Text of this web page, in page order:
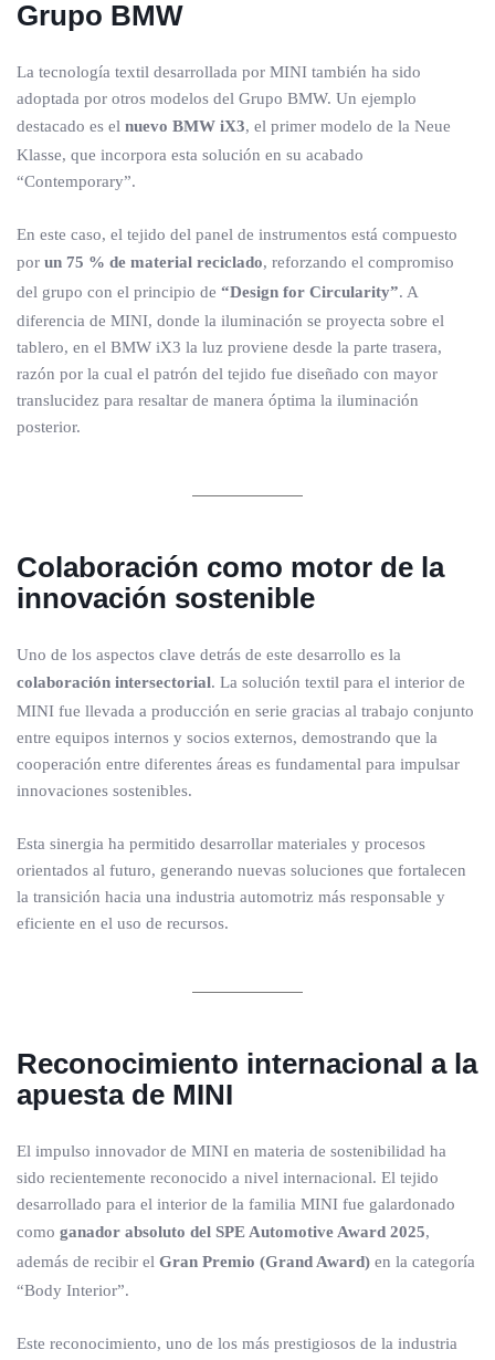
Grupo BMW
La tecnología textil desarrollada por MINI también ha sido
adoptada por otros modelos del Grupo BMW. Un ejemplo
destacado es el nuevo BMW iX3, el primer modelo de la Neue
Klasse, que incorpora esta solución en su acabado
“Contemporary”.
En este caso, el tejido del panel de instrumentos está compuesto
por un 75 % de material reciclado, reforzando el compromiso
del grupo con el principio de “Design for Circularity”. A
diferencia de MINI, donde la iluminación se proyecta sobre el
tablero, en el BMW iX3 la luz proviene desde la parte trasera,
razón por la cual el patrón del tejido fue diseñado con mayor
translucidez para resaltar de manera óptima la iluminación
posterior.
Colaboración como motor de la
innovación sostenible
Uno de los aspectos clave detrás de este desarrollo es la
colaboración intersectorial. La solución textil para el interior de
MINI fue llevada a producción en serie gracias al trabajo conjunto
entre equipos internos y socios externos, demostrando que la
cooperación entre diferentes áreas es fundamental para impulsar
innovaciones sostenibles.
Esta sinergia ha permitido desarrollar materiales y procesos
orientados al futuro, generando nuevas soluciones que fortalecen
la transición hacia una industria automotriz más responsable y
eficiente en el uso de recursos.
Reconocimiento internacional a la
apuesta de MINI
El impulso innovador de MINI en materia de sostenibilidad ha
sido recientemente reconocido a nivel internacional. El tejido
desarrollado para el interior de la familia MINI fue galardonado
como ganador absoluto del SPE Automotive Award 2025,
además de recibir el Gran Premio (Grand Award) en la categoría
“Body Interior”.
Este reconocimiento, uno de los más prestigiosos de la industria